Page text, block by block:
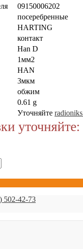
09150006202
посеребренные
HARTING
контакт
Han D
1мм2
HAN
3мкм
обжим
0.61 g
Уточняйте
502-42-73